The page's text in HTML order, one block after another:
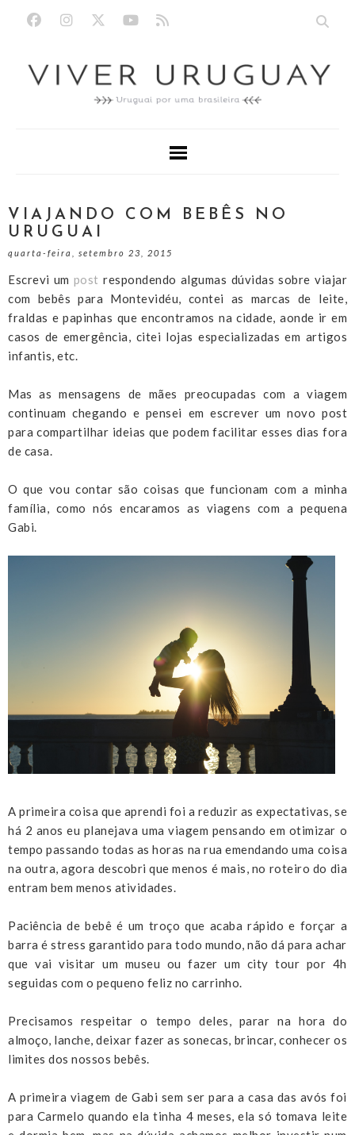
VIAJANDO COM BEBÊS NO
URUGUAI
quarta-feira, setembro 23, 2015
Escrevi um post respondendo algumas dúvidas sobre viajar
com bebês para Montevidéu, contei as marcas de leite,
fraldas e papinhas que encontramos na cidade, aonde ir em
casos de emergência, citei lojas especializadas em artigos
infantis, etc.
Mas as mensagens de mães preocupadas com a viagem
continuam chegando e pensei em escrever um novo post
para compartilhar ideias que podem facilitar esses dias fora
de casa.
O que vou contar são coisas que funcionam com a minha
família, como nós encaramos as viagens com a pequena
Gabi.
A primeira coisa que aprendi foi a reduzir as expectativas, se
há 2 anos eu planejava uma viagem pensando em otimizar o
tempo passando todas as horas na rua emendando uma coisa
na outra, agora descobri que menos é mais, no roteiro do dia
entram bem menos atividades.
Paciência de bebê é um troço que acaba rápido e forçar a
barra é stress garantido para todo mundo, não dá para achar
que vai visitar um museu ou fazer um city tour por 4h
seguidas com o pequeno feliz no carrinho.
Precisamos respeitar o tempo deles, parar na hora do
almoço, lanche, deixar fazer as sonecas, brincar, conhecer os
limites dos nossos bebês.
A primeira viagem de Gabi sem ser para a casa das avós foi
para Carmelo quando ela tinha 4 meses, ela só tomava leite